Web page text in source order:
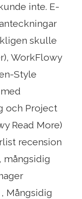
inte. E-
skulle
WorkFlowy
Style
och Project
Read More)
recension
mångsidig
Mångsidig